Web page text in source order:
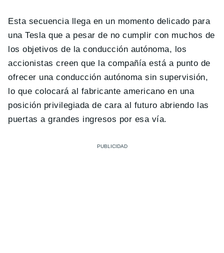
Esta secuencia llega en un momento delicado para
una Tesla que a pesar de no cumplir con muchos de
los objetivos de la conducción autónoma, los
accionistas creen que la compañía está a punto de
ofrecer una conducción autónoma sin supervisión,
lo que colocará al fabricante americano en una
posición privilegiada de cara al futuro abriendo las
puertas a grandes ingresos por esa vía.